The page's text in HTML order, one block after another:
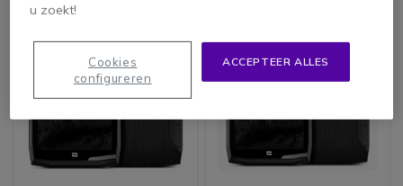
u zoekt!
ACCEPTEER ALLES
Cookies
configureren